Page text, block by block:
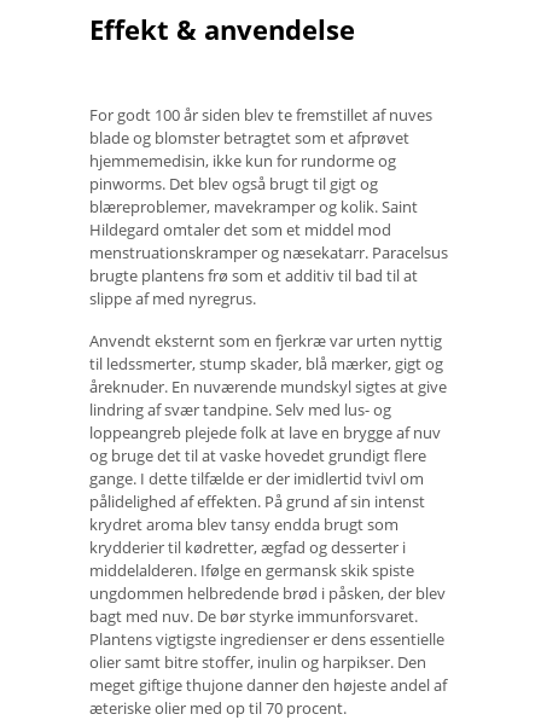
Effekt & anvendelse
For godt 100 år siden blev te fremstillet af nuves
blade og blomster betragtet som et afprøvet
hjemmemedisin, ikke kun for rundorme og
pinworms. Det blev også brugt til gigt og
blæreproblemer, mavekramper og kolik. Saint
Hildegard omtaler det som et middel mod
menstruationskramper og næsekatarr. Paracelsus
brugte plantens frø som et additiv til bad til at
slippe af med nyregrus.
Anvendt eksternt som en fjerkræ var urten nyttig
til ledssmerter, stump skader, blå mærker, gigt og
åreknuder. En nuværende mundskyl sigtes at give
lindring af svær tandpine. Selv med lus- og
loppeangreb plejede folk at lave en brygge af nuv
og bruge det til at vaske hovedet grundigt flere
gange. I dette tilfælde er der imidlertid tvivl om
pålidelighed af effekten. På grund af sin intenst
krydret aroma blev tansy endda brugt som
krydderier til kødretter, ægfad og desserter i
middelalderen. Ifølge en germansk skik spiste
ungdommen helbredende brød i påsken, der blev
bagt med nuv. De bør styrke immunforsvaret.
Plantens vigtigste ingredienser er dens essentielle
olier samt bitre stoffer, inulin og harpikser. Den
meget giftige thujone danner den højeste andel af
æteriske olier med op til 70 procent.